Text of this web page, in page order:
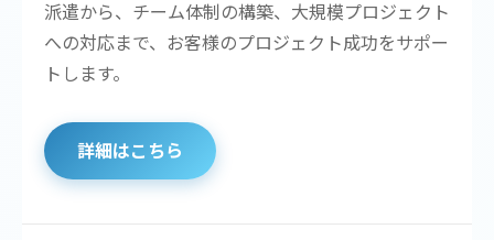
派遣から、チーム体制の構築、大規模プロジェクト
への対応まで、お客様のプロジェクト成功をサポー
トします。
詳細はこちら